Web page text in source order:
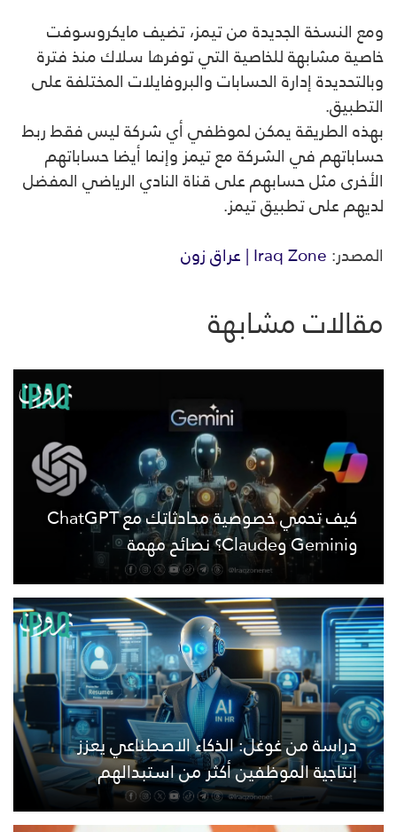
ومع النسخة الجديدة من تيمز، تضيف مايكروسوفت
خاصية مشابهة للخاصية التي توفرها سلاك منذ فترة
وبالتحديدة إدارة الحسابات والبروفايلات المختلفة على
التطبيق.
بهذه الطريقة يمكن لموظفي أي شركة ليس فقط ربط
حساباتهم في الشركة مع تيمز وإنما أيضا حساباتهم
الأخرى مثل حسابهم على قناة النادي الرياضي المفضل
لديهم على تطبيق تيمز.
المصدر:Iraq Zone | عراق زون
مقالات مشابهة
كيف تحمي خصوصية محادثاتك مع ChatGPT
وGemini وClaude؟ نصائح مهمة
دراسة من غوغل: الذكاء الاصطناعي يعزز
إنتاجية الموظفين أكثر من استبدالهم